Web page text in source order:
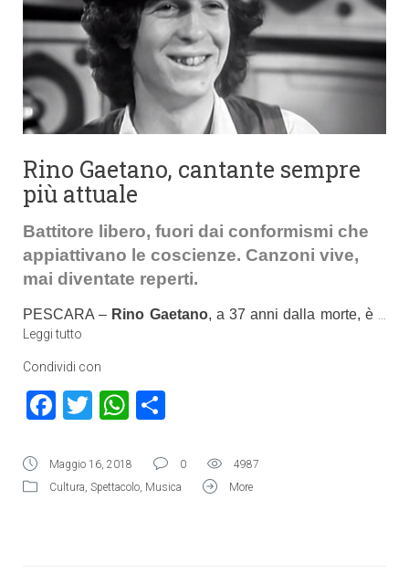
Rino Gaetano, cantante sempre
più attuale
Battitore libero, fuori dai conformismi che
appiattivano le coscienze. Canzoni vive,
mai diventate reperti.
PESCARA – Rino Gaetano, a 37 anni dalla morte, è
Leggi tutto
Condividi con
Facebook
TwitterWhatsApp
Maggio 16, 2018 0
4987
Cultura, Spettacolo, Musica More